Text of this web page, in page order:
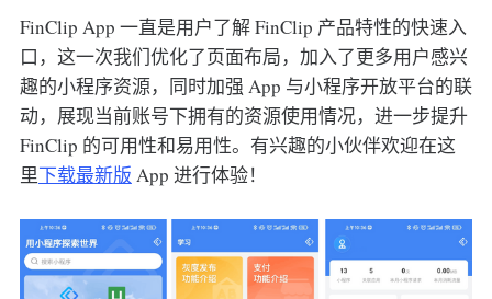
FinClip App 一直是用户了解 FinClip 产品特性的快速入
口，这一次我们优化了页面布局，加入了更多用户感兴
趣的小程序资源，同时加强 App 与小程序开放平台的联
动，展现当前账号下拥有的资源使用情况，进一步提升
FinClip 的可用性和易用性。有兴趣的小伙伴欢迎在这
里下载最新版 App 进行体验！